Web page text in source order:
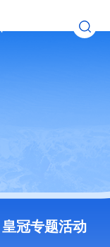
皇冠专题活动